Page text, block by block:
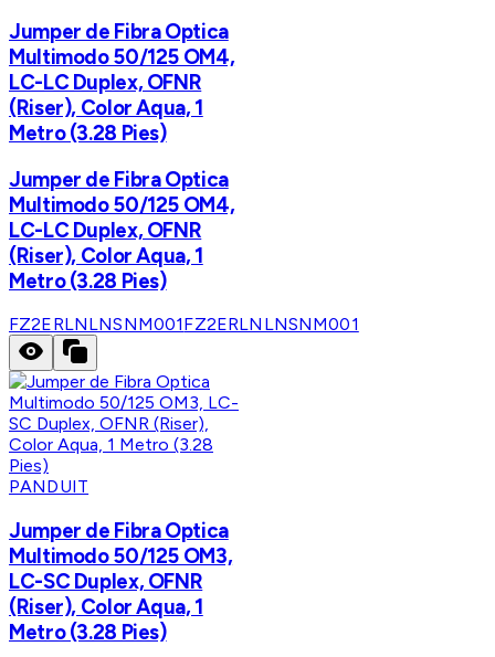
Jumper de Fibra Optica
Multimodo 50/125 OM4,
LC-LC Duplex, OFNR
(Riser), Color Aqua, 1
Metro (3.28 Pies)
Jumper de Fibra Optica
Multimodo 50/125 OM4,
LC-LC Duplex, OFNR
(Riser), Color Aqua, 1
Metro (3.28 Pies)
FZ2ERLNLNSNM001FZ2ERLNLNSNM001
PANDUIT
Jumper de Fibra Optica
Multimodo 50/125 OM3,
LC-SC Duplex, OFNR
(Riser), Color Aqua, 1
Metro (3.28 Pies)